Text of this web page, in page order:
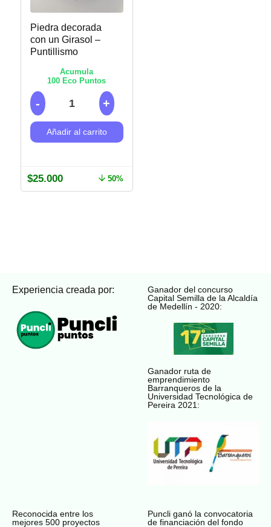
Piedra decorada
con un Girasol –
Puntillismo
Acumula
100 Eco Puntos
Añadir al carrito
$25.000 50%
Experiencia creada por:
Ganador del concurso
Capital Semilla de la Alcaldía
de Medellín - 2020:
Ganador ruta de
emprendimiento
Barranqueros de la
Universidad Tecnológica de
Pereira 2021:
Reconocida entre los
mejores 500 proyectos
Puncli ganó la convocatoria
de financiación del fondo